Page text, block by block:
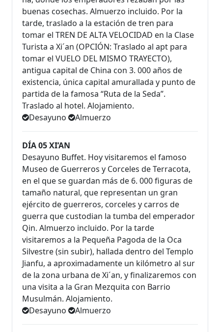
buenas cosechas. Almuerzo incluido. Por la
tarde, traslado a la estación de tren para
tomar el TREN DE ALTA VELOCIDAD en la Clase
Turista a Xi´an (OPCIÓN: Traslado al apt para
tomar el VUELO DEL MISMO TRAYECTO),
antigua capital de China con 3. 000 años de
existencia, única capital amurallada y punto de
partida de la famosa “Ruta de la Seda”.
Traslado al hotel. Alojamiento.
Desayuno
Almuerzo
DÍA 05 XI’AN
Desayuno Buffet. Hoy visitaremos el famoso
Museo de Guerreros y Corceles de Terracota,
en el que se guardan más de 6. 000 figuras de
tamaño natural, que representan un gran
ejército de guerreros, corceles y carros de
guerra que custodian la tumba del emperador
Qin. Almuerzo incluido. Por la tarde
visitaremos a la Pequeña Pagoda de la Oca
Silvestre (sin subir), hallada dentro del Templo
Jianfu, a aproximadamente un kilómetro al sur
de la zona urbana de Xi´an, y finalizaremos con
una visita a la Gran Mezquita con Barrio
Musulmán. Alojamiento.
Desayuno
Almuerzo